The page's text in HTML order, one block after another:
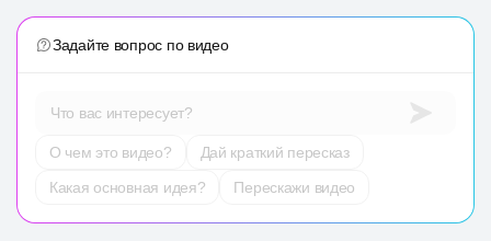
Задайте вопрос по видео
Что вас интересует?
О чем это видео?
Дай краткий пересказ
Какая основная идея?
Перескажи видео